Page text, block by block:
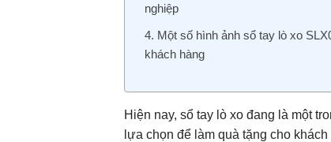
nghiệp
4. Một số hình ảnh sổ tay lò xo
khách hàng
Hiện nay, sổ tay lò xo đang là một
lựa chọn để làm quà tặng cho